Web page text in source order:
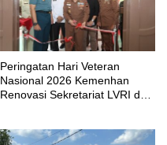
Peringatan Hari Veteran
Nasional 2026 Kemenhan
Renovasi Sekretariat LVRI dan